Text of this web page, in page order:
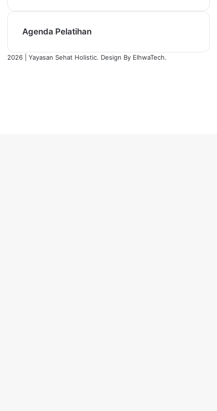
Agenda Pelatihan
2026 | Yayasan Sehat Holistic. Design By ElhwaTech.